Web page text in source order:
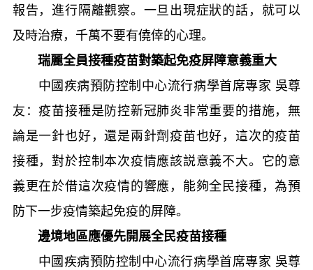
報告，進行隔離觀察。一旦出現症狀的話，就可以
及時治療，千萬不要有僥倖的心理。
瑞麗全員接種疫苗對築起免疫屏障意義重大
中國疾病預防控制中心流行病學首席專家 吳尊
友：疫苗接種是防控新冠肺炎非常重要的措施，無
論是一針也好，還是兩針劑疫苗也好，這次的疫苗
接種，對於控制本次疫情應該説意義不大。它的意
義更在於借這次疫情的響應，能夠全民接種，為預
防下一步疫情築起免疫的屏障。
邊境地區應優先開展全民疫苗接種
中國疾病預防控制中心流行病學首席專家 吳尊